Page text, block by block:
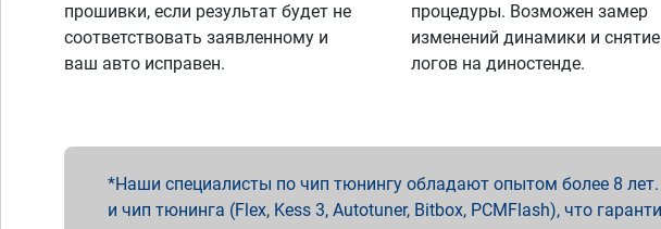
прошивки, если результат будет не
соответствовать заявленному и
ваш авто исправен.
процедуры. Возможен замер
изменений динамики и снятие
логов на диностенде.
Наши специалисты по чип тюнингу обладают опытом более 8
и чип тюнинга (Flex, Kess 3, Autotuner, Bitbox, PCMFlash), что